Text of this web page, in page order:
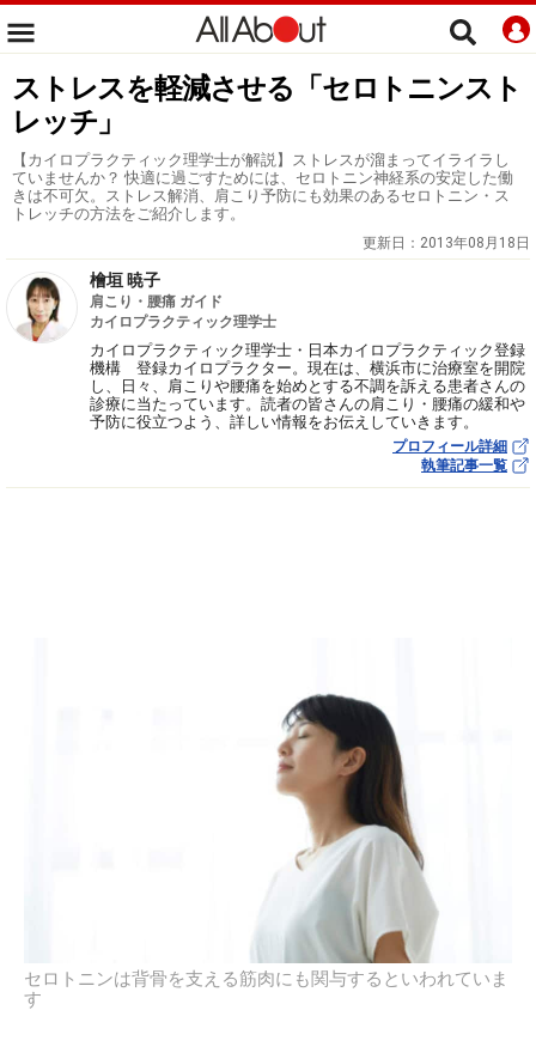
ストレスを軽減させる「セロトニンスト
レッチ」
【カイロプラクティック理学士が解説】ストレスが溜まってイライラし
ていませんか？ 快適に過ごすためには、セロトニン神経系の安定した働
きは不可欠。ストレス解消、肩こり予防にも効果のあるセロトニン・ス
トレッチの方法をご紹介します。
更新日： 2013年08月18日
檜垣 暁子
肩こり・腰痛 ガイド
カイロプラクティック理学士
カイロプラクティック理学士・日本カイロプラクティック登録
機構 登録カイロプラクター。現在は、横浜市に治療室を開院
し、日々、肩こりや腰痛を始めとする不調を訴える患者さんの
診療に当たっています。読者の皆さんの肩こり・腰痛の緩和や
予防に役立つよう、詳しい情報をお伝えしていきます。
プロフィール詳細
執筆記事一覧
セロトニンは背骨を支える筋肉にも関与するといわれていま
す